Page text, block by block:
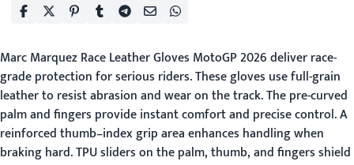
Marc Marquez Race Leather Gloves MotoGP 2026deliver race-
grade protection for serious riders. These gloves use full-grain
leather to resist abrasion and wear on the track. The pre-curved
palm and fingers provide instant comfort and precise control. A
reinforced thumb–index grip area enhances handling when
braking hard. TPU sliders on the palm, thumb, and fingers shield